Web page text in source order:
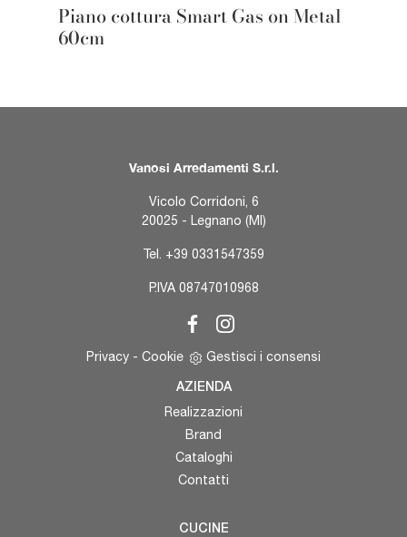
Piano cottura Smart Gas on Metal
60cm
Vanosi Arredamenti S.r.l.
Vicolo Corridoni, 6
20025 - Legnano (MI)
Tel. +39 0331547359
P.IVA 08747010968
Privacy - Cookie Gestisci i consensi
AZIENDA
Realizzazioni
Brand
Cataloghi
Contatti
CUCINE